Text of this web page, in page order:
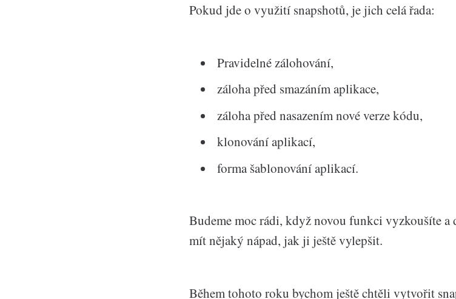
Pokud jde o využití snapshotů, je jich celá řada:
Pravidelné zálohování,
záloha před smazáním aplikace,
záloha před nasazením nové verze kódu,
klonování aplikací,
forma šablonování aplikací.
Budeme moc rádi, když novou funkci vyzkoušíte a
mít nějaký nápad, jak ji ještě vylepšit.
Během tohoto roku bychom ještě chtěli vytvořit